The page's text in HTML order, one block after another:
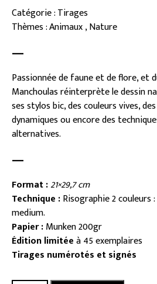
Catégorie : Tirages
Thèmes : Animaux , Nature
—
Passionnée de faune et de flore, et
Manchoulas réinterprète le dessin
ses stylos bic, des couleurs vives,
dynamiques ou encore des
alternatives.
—
Format :21×29,7 cm
Technique :Risographie 2 couleurs
medium.
Papier :Munken 200gr
Édition limitéeà 45 exemplaires
Tirages numérotés et signés